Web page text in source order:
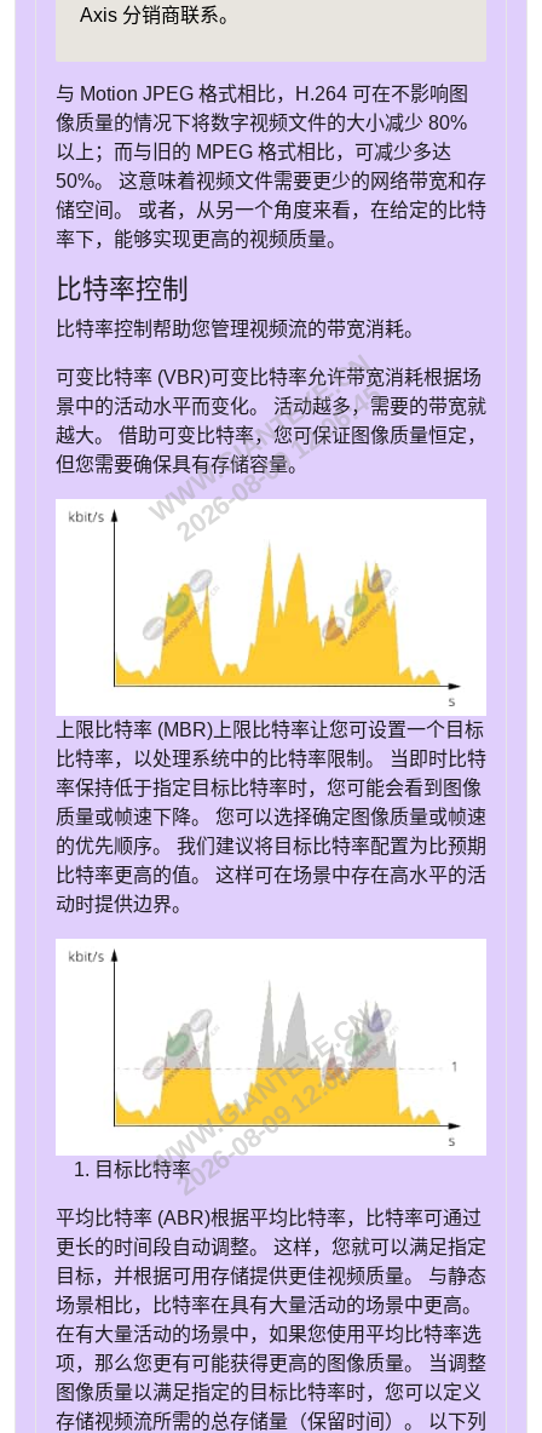
Axis 分销商联系。
与 Motion JPEG 格式相比，H.264 可在不影响图
像质量的情况下将数字视频文件的大小减少 80%
以上；而与旧的 MPEG 格式相比，可减少多达
50%。 这意味着视频文件需要更少的网络带宽和存
储空间。 或者，从另一个角度来看，在给定的比特
率下，能够实现更高的视频质量。
比特率控制
比特率控制帮助您管理视频流的带宽消耗。
可变比特率 (VBR)可变比特率允许带宽消耗根据场
景中的活动水平而变化。 活动越多，需要的带宽就
越大。 借助可变比特率，您可保证图像质量恒定，
但您需要确保具有存储容量。
上限比特率 (MBR) 上限比特率让您可设置一个目标
比特率，以处理系统中的比特率限制。 当即时比特
率保持低于指定目标比特率时，您可能会看到图像
质量或帧速下降。 您可以选择确定图像质量或帧速
的优先顺序。 我们建议将目标比特率配置为比预期
比特率更高的值。 这样可在场景中存在高水平的活
动时提供边界。
目标比特率
平均比特率 (ABR)根据平均比特率，比特率可通过
更长的时间段自动调整。 这样，您就可以满足指定
目标，并根据可用存储提供更佳视频质量。 与静态
场景相比，比特率在具有大量活动的场景中更高。
在有大量活动的场景中，如果您使用平均比特率选
项，那么您更有可能获得更高的图像质量。 当调整
图像质量以满足指定的目标比特率时，您可以定义
存储视频流所需的总存储量（保留时间）。 以下列
WWW.GIANTEYE.CN
2026-08-09 12:06:45
WWW.GIANTEYE.CN
2026-08-09 12:06:45